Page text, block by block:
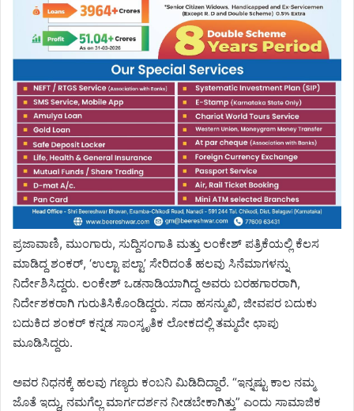
ಪ್ರಜಾವಾಣಿ, ಮುಂಗಾರು, ಸುದ್ದಿಸಂಗಾತಿ ಮತ್ತು ಲಂಕೇಶ್ ಪತ್ರಿಕೆಯಲ್ಲಿ ಕೆಲಸ
ಮಾಡಿದ್ದ ಶಂಕರ್, ‘ಉಲ್ಟಾ ಪಲ್ಟಾ’ ಸೇರಿದಂತೆ ಹಲವು ಸಿನೆಮಾಗಳನ್ನು
ನಿರ್ದೇಶಿಸಿದ್ದರು. ಲಂಕೇಶ್ ಒಡನಾಡಿಯಾಗಿದ್ದ ಅವರು ಬರಹಗಾರರಾಗಿ,
ನಿರ್ದೇಶಕರಾಗಿ ಗುರುತಿಸಿಕೊಂಡಿದ್ದರು. ಸದಾ ಹಸನ್ಮುಖಿ, ಜೀವಪರ ಬದುಕು
ಬದುಕಿದ ಶಂಕರ್ ಕನ್ನಡ ಸಾಂಸ್ಕೃತಿಕ ಲೋಕದಲ್ಲಿ ತಮ್ಮದೇ ಛಾಪು
ಮೂಡಿಸಿದ್ದರು.
ಅವರ ನಿಧನಕ್ಕೆ ಹಲವು ಗಣ್ಯರು ಕಂಬನಿ ಮಿಡಿದಿದ್ದಾರೆ. “ಇನ್ನಷ್ಟು ಕಾಲ ನಮ್ಮ
ಜೊತೆ ಇದ್ದು, ನಮಗೆಲ್ಲ ಮಾರ್ಗದರ್ಶನ ನೀಡಬೇಕಾಗಿತ್ತು” ಎಂದು ಸಾಮಾಜಿಕ